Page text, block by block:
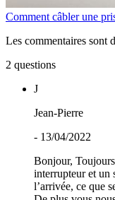
Comment câbler une
Les commentaires sont
2 questions
J
Jean-Pierre
- 13/04/2022
Bonjour,
interrupteur et un
l’arrivée, ce que